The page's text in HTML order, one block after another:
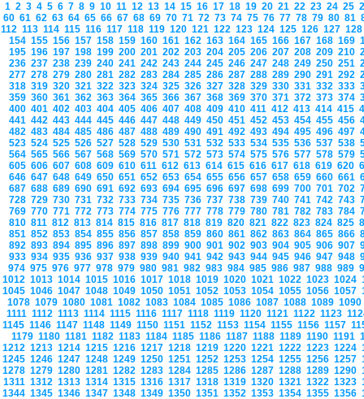
1 2 3 4 5 6 7 8 9 10 11 12 13 14 15 16 17 18 19 20 21 22 23 24 25
60 61 62 63 64 65 66 67 68 69 70 71 72 73 74 75 76 77 78 79 80 81
112 113 114 115 116 117 118 119 120 121 122 123 124 125 126 127
154 155 156 157 158 159 160 161 162 163 164 165 166 167 168 169
195 196 197 198 199 200 201 202 203 204 205 206 207 208 209 210
236 237 238 239 240 241 242 243 244 245 246 247 248 249 250 251
277 278 279 280 281 282 283 284 285 286 287 288 289 290 291 292
318 319 320 321 322 323 324 325 326 327 328 329 330 331 332 333
359 360 361 362 363 364 365 366 367 368 369 370 371 372 373 374
400 401 402 403 404 405 406 407 408 409 410 411 412 413 414 415
441 442 443 444 445 446 447 448 449 450 451 452 453 454 455 456
482 483 484 485 486 487 488 489 490 491 492 493 494 495 496 497
523 524 525 526 527 528 529 530 531 532 533 534 535 536 537 538
564 565 566 567 568 569 570 571 572 573 574 575 576 577 578 579
605 606 607 608 609 610 611 612 613 614 615 616 617 618 619 620
646 647 648 649 650 651 652 653 654 655 656 657 658 659 660 661
687 688 689 690 691 692 693 694 695 696 697 698 699 700 701 702
728 729 730 731 732 733 734 735 736 737 738 739 740 741 742 743
769 770 771 772 773 774 775 776 777 778 779 780 781 782 783 784
810 811 812 813 814 815 816 817 818 819 820 821 822 823 824 825
851 852 853 854 855 856 857 858 859 860 861 862 863 864 865 866
892 893 894 895 896 897 898 899 900 901 902 903 904 905 906 907
933 934 935 936 937 938 939 940 941 942 943 944 945 946 947 948
974 975 976 977 978 979 980 981 982 983 984 985 986 987 988 989
1012 1013 1014 1015 1016 1017 1018 1019 1020 1021 1022 1023 1024
1045 1046 1047 1048 1049 1050 1051 1052 1053 1054 1055 1056 1057
1078 1079 1080 1081 1082 1083 1084 1085 1086 1087 1088 1089
1111 1112 1113 1114 1115 1116 1117 1118 1119 1120 1121 1122 1123
1145 1146 1147 1148 1149 1150 1151 1152 1153 1154 1155 1156 1157
1179 1180 1181 1182 1183 1184 1185 1186 1187 1188 1189 1190 1191
1212 1213 1214 1215 1216 1217 1218 1219 1220 1221 1222 1223 1224
1245 1246 1247 1248 1249 1250 1251 1252 1253 1254 1255 1256 1257
1278 1279 1280 1281 1282 1283 1284 1285 1286 1287 1288 1289 1290
1311 1312 1313 1314 1315 1316 1317 1318 1319 1320 1321 1322 1323
1344 1345 1346 1347 1348 1349 1350 1351 1352 1353 1354 1355 1356